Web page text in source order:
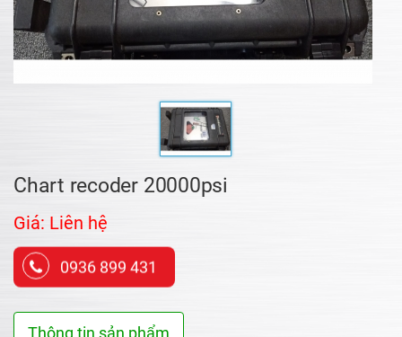
Chart recoder 20000psi
Giá: Liên hệ
0936 899 431
Thông tin sản phẩm